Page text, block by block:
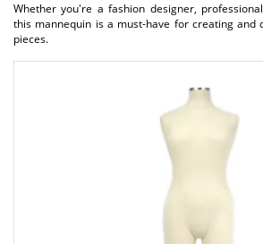
Whether you're a fashion designer,
this mannequin is a must-have for creating and
pieces.